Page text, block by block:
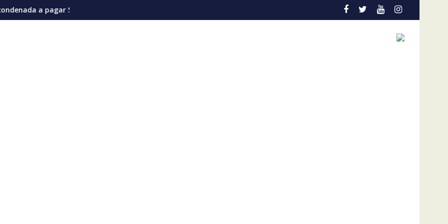
actual coyuntura
de dólares por afectaciones a la salud mental de los niños
Vozinha genera furor en su presentación en el Colo Colo de ChileGobierno y oposición de Venezuela instalan un